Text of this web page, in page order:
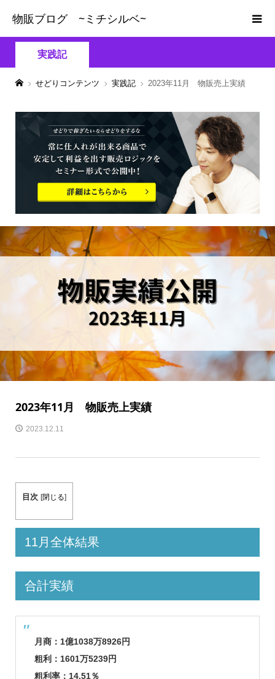
物販ブログ ~ミチシルベ~
実践記
せどりコンテンツ 実践記 2023年11月 物販売上実績
2023年11月 物販売上実績
2023.12.11
目次 [閉じる]
11 月全体結果
合計実績
月商：1億1038万8926円
粗利：1601万5239円
粗利率：14.51％